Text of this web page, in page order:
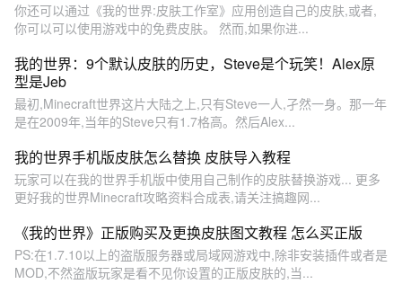
你还可以通过《我的世界:皮肤工作室》应用创造自己的皮肤,或者,
你可以可以使用游戏中的免费皮肤。 然而,如果你进...
我的世界：9个默认皮肤的历史，Steve是个玩笑！Alex原
型是Jeb
最初,Minecraft世界这片大陆之上,只有Steve一人,孑然一身。那一年
是在2009年,当年的Steve只有1.7格高。然后Alex...
我的世界手机版皮肤怎么替换 皮肤导入教程
玩家可以在我的世界手机版中使用自己制作的皮肤替换游戏... 更多
更好我的世界Minecraft攻略资料合成表,请关注搞趣网...
《我的世界》正版购买及更换皮肤图文教程 怎么买正版
PS:在1.7.10以上的盗版服务器或局域网游戏中,除非安装插件或者是
MOD,不然盗版玩家是看不见你设置的正版皮肤的,当...